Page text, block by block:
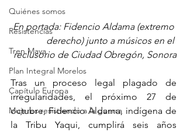
Quiénes somos
Resistencias
Tren Maya
Plan Integral Morelos
Capítulo Europa
Mujeres resistiendo a la guerra
En portada: Fidencio Aldama (extremo
derecho) junto a músicos en el
reclusorio de Ciudad Obregón, Sonora
Tras un proceso legal plagado de
irregularidades, el próximo 27 de
octubre, Fidencio Aldama, indígena de
la Tribu Yaqui, cumplirá seis años